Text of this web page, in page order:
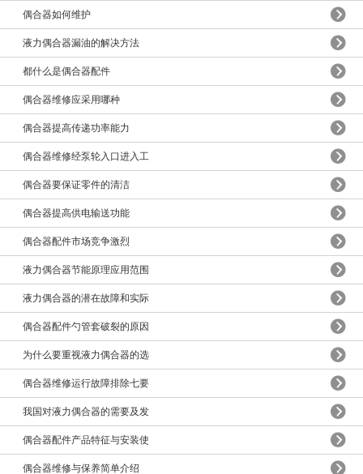
偶合器如何维护
液力偶合器漏油的解决方法
都什么是偶合器配件
偶合器维修应采用哪种
偶合器提高传递功率能力
偶合器维修经泵轮入口进入工
偶合器要保证零件的清洁
偶合器提高供电输送功能
偶合器配件市场竞争激烈
液力偶合器节能原理应用范围
液力偶合器的潜在故障和实际
偶合器配件勺管套破裂的原因
为什么要重视液力偶合器的选
偶合器维修运行故障排除七要
我国对液力偶合器的需要及发
偶合器配件产品特征与安装使
偶合器维修与保养简单介绍